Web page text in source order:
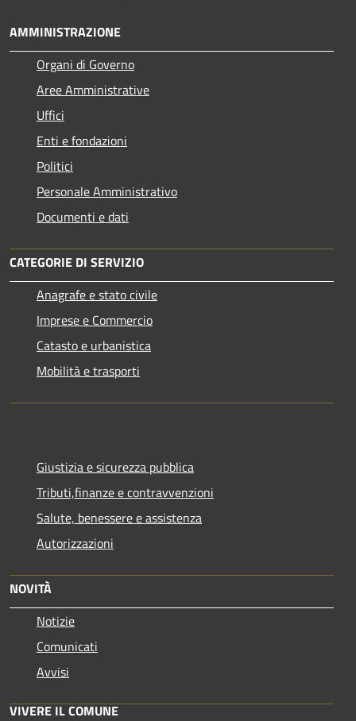
AMMINISTRAZIONE
Organi di Governo
Aree Amministrative
Uffici
Enti e fondazioni
Politici
Personale Amministrativo
Documenti e dati
CATEGORIE DI SERVIZIO
Anagrafe e stato civile
Imprese e Commercio
Catasto e urbanistica
Mobilità e trasporti
Giustizia e sicurezza pubblica
Tributi,finanze e contravvenzioni
Salute, benessere e assistenza
Autorizzazioni
NOVITÀ
Notizie
Comunicati
Avvisi
VIVERE IL COMUNE